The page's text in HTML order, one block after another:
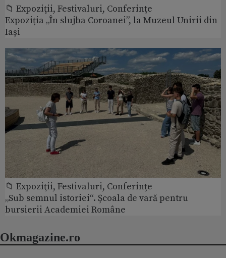
📁 Expoziţii, Festivaluri, Conferințe
Expoziția „În slujba Coroanei”, la Muzeul Unirii din
Iași
📁 Expoziţii, Festivaluri, Conferințe
„Sub semnul istoriei“. Școala de vară pentru
bursierii Academiei Române
Okmagazine.ro